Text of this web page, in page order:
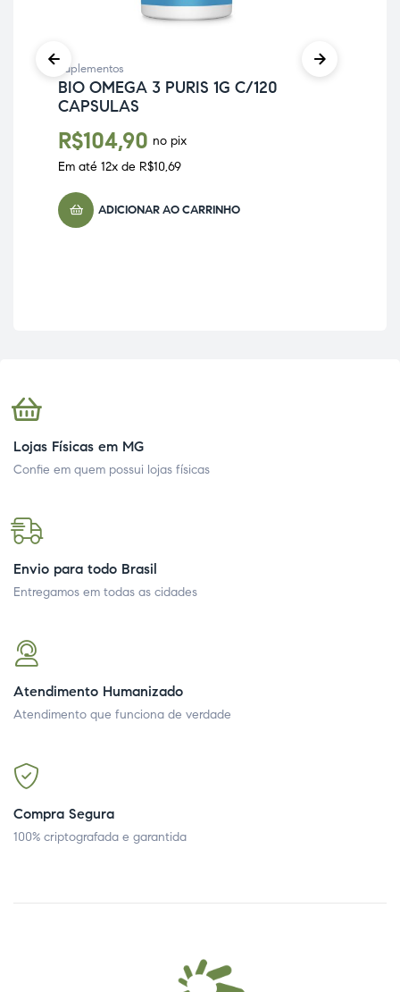
Suplementos
BIO OMEGA 3 PURIS 1G C/120
CAPSULAS
R$104,90 no pix
Em até 12x de R$10,69
ADICIONAR AO CARRINHO
Lojas Físicas em MG
Confie em quem possui lojas físicas
Envio para todo Brasil
Entregamos em todas as cidades
Atendimento Humanizado
Atendimento que funciona de verdade
Compra Segura
100% criptografada e garantida